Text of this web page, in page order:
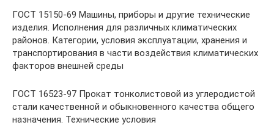
ГОСТ 15150-69 Машины, приборы и другие технические
изделия. Исполнения для различных климатических
районов. Категории, условия эксплуатации, хранения и
транспортирования в части воздействия климатических
факторов внешней среды
ГОСТ 16523-97 Прокат тонколистовой из углеродистой
стали качественной и обыкновенного качества общего
назначения. Технические условия